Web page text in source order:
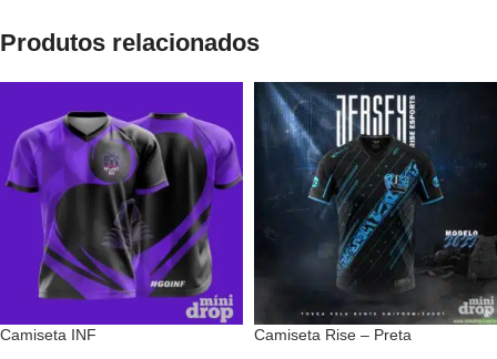
Produtos relacionados
Camiseta INF Camiseta Rise – Preta